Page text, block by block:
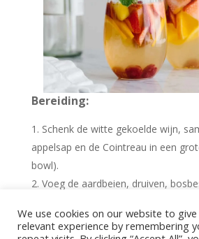
Bereiding:
Schenk de witte gekoelde wijn,
appelsap en de Cointreau in een
bowl).
Voeg de aardbeien, druiven,
Koel bewaren in de koelkast en
We use cookies on our website to
relevant experience by remembering